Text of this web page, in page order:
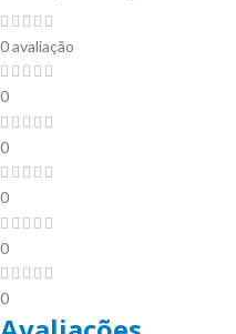
0 avaliação
0
0
0
0
0